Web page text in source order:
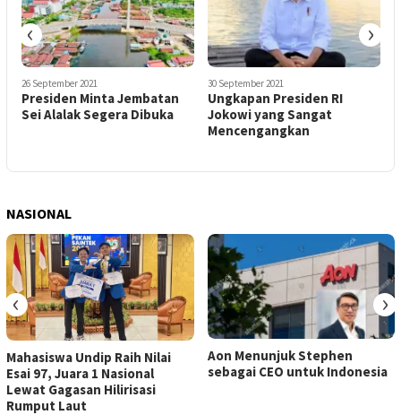
26 September 2021
Presiden Minta Jembatan
Sei Alalak Segera Dibuka
30 September 2021
Ungkapan Presiden RI
Jokowi yang Sangat
Mencengangkan
‹ ›
NASIONAL
Mahasiswa Undip Raih Nilai
Esai 97, Juara 1 Nasional
Lewat Gagasan Hilirisasi
Rumput Laut
Aon Menunjuk Stephen
sebagai CEO untuk Indonesia
‹ ›